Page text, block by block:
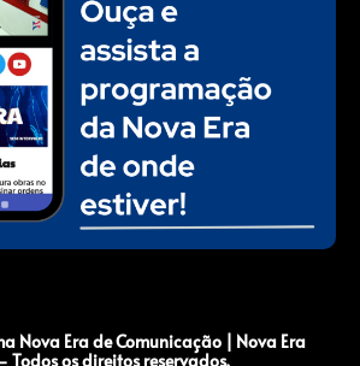
Nova Era de Comunicação | Nova Era
Todos os direitos reservados.